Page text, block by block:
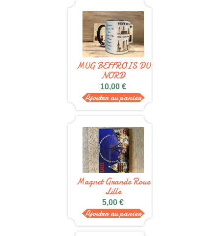
MUG BEFFROIS DU
NORD
10,00 €
Ajouter au panier
Magnet Grande Roue
Lille
5,00 €
Ajouter au panier